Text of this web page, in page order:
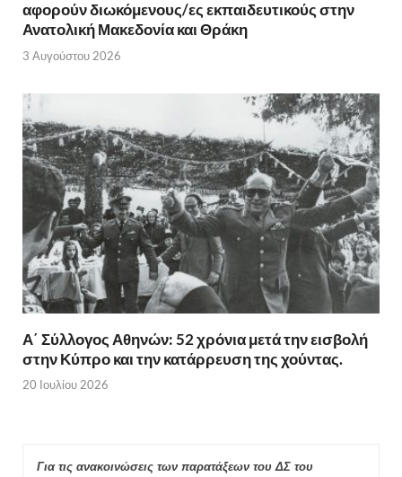
αφορούν διωκόμενους/ες εκπαιδευτικούς στην
Ανατολική Μακεδονία και Θράκη
3 Αυγούστου 2026
Α΄ Σύλλογος Αθηνών: 52 χρόνια μετά την εισβολή
στην Κύπρο και την κατάρρευση της χούντας.
20 Ιουλίου 2026
Για τις ανακοινώσεις των παρατάξεων του ΔΣ του